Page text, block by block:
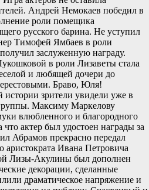
Андрей Немокаев победил в
роли помещика
русского барина. Не уступил
Тимофей Ямбаев в роли
заслуженную награду.
в роли Лизаветы стала
и любящей дочери до
Браво, Юля!
истории зрители увидели уже в
Максиму Маркелову
влюбленного и благородного
актер был удостоен награды за
Абрамов прекрасно передал
аристократа Ивана Петровича
Лизы-Акулины был дополнен
декорации, сделанные
драматическое напряжение и